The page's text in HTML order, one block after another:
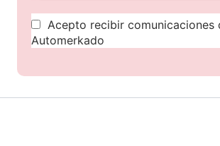
Acepto recibir comunicaciones
Automerkado